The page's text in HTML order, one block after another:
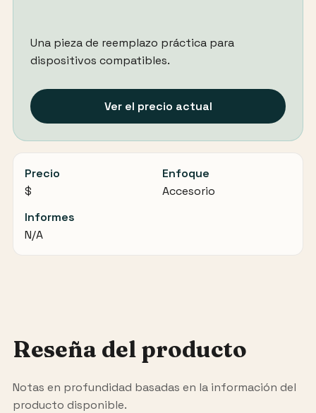
Una pieza de reemplazo práctica para
dispositivos compatibles.
Ver el precio actual
Precio
$
Enfoque
Accesorio
Informes
N/A
Reseña del producto
Notas en profundidad basadas en la información del
producto disponible.